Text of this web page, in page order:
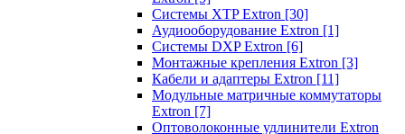
Системы XTP Extron [30]
Аудиооборудование Extron [1]
Системы DXP Extron [6]
Монтажные крепления Extron [3]
Кабели и адаптеры Extron [11]
Модульные матричные коммутаторы
Extron [7]
Оптоволоконные удлинители Extron